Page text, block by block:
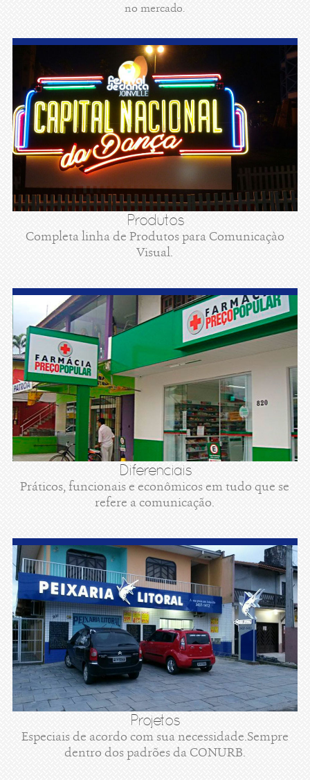
no mercado.
Produtos
Completa linha de Produtos para Comunicaçào
Visual.
Diferenciais
Práticos, funcionais e econômicos em tudo que se
refere a comunicação.
Projetos
Especiais de acordo com sua necessidade.Sempre
dentro dos padrões da CONURB.